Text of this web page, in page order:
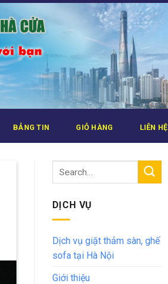
BẢNG TIN GIỎ HÀNG LIÊN HỆ
DỊCH VỤ
Dịch vụ giặt thảm sàn, ghế
sofa tại Hà Nội
Giới thiệu